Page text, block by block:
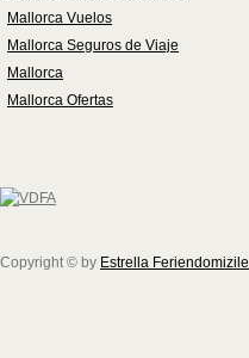
Mallorca Vuelos
Mallorca Seguros de Viaje
Mallorca
Mallorca Ofertas
Copyright © by Estrella Feriendomizile